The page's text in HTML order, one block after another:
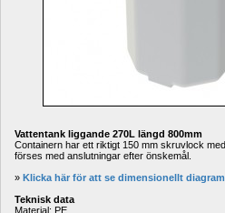
Vattentank liggande 270L längd 800mm
Containern har ett riktigt 150 mm skruvlock
förses med anslutningar efter önskemål.
» Klicka här för att se dimensionellt diagram
Teknisk data
Material: PE